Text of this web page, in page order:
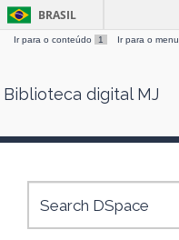
Skip
BRASIL
Ir para o conteúdo 1 Ir para o menu
Biblioteca digital MJ